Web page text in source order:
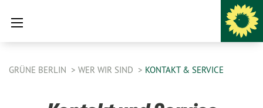
GRÜNE BERLIN WER WIR SIND KONTAKT & SERVICE